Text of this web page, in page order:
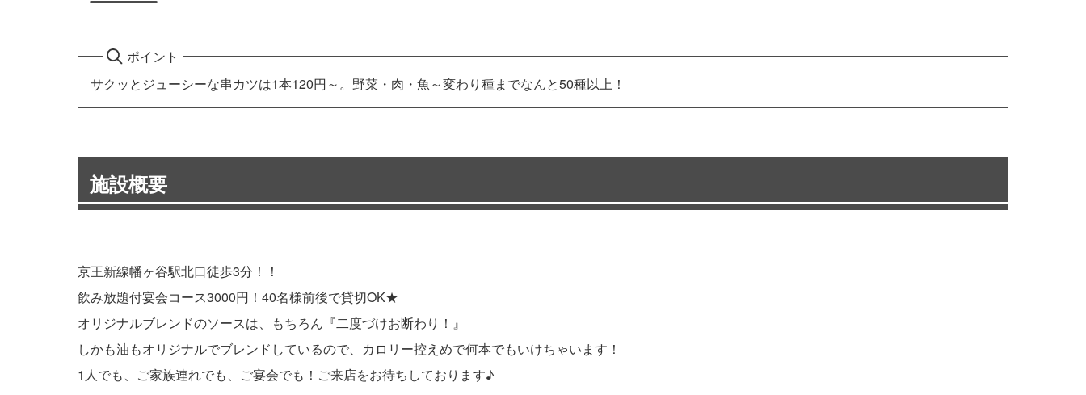
ポイント
サクッとジューシーな串カツは1本120円～。野菜・肉・魚～変わり種までなんと50種以上！
施設概要
京王新線幡ヶ谷駅北口徒歩3分！！
飲み放題付宴会コース3000円！40名様前後で貸切OK★
オリジナルブレンドのソースは、もちろん『二度づけお断わり！』
しかも油もオリジナルでブレンドしているので、カロリー控えめで何本でもいけちゃいます！
1人でも、ご家族連れでも、ご宴会でも！ご来店をお待ちしております♪